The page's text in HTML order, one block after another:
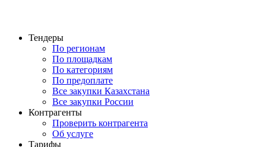
Тендеры
По регионам
По площадкам
По категориям
По предоплате
Все закупки Казахстана
Все закупки России
Контрагенты
Проверить контрагента
Об услуге
Тарифы